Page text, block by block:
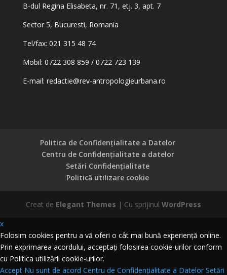
B-dul Regina Elisabeta, nr. 71, etj. 3, apt. 7
Sector 5, Bucuresti, Romania
Tel/fax: 021 315 48 74
Mobil: 0722 308 859 / 0722 723 139
E-mail: redactie@rev-antropologieurbana.ro
Politica de Confidențialitate a Datelor
Centru de Confidențialitate a datelor
Setări Confidențialitate
Politică utilizare cookie
Creat de Elegant Themes | Cu sprijinul WordPress
x
Folosim cookies pentru a vă oferi o cât mai bună experiență online.
Prin exprimarea acordului, acceptați folosirea cookie-urilor conform
cu Politica utilizării cookie-urilor.
Accept Nu sunt de acord Centru de Confidențialitate a Datelor Setări